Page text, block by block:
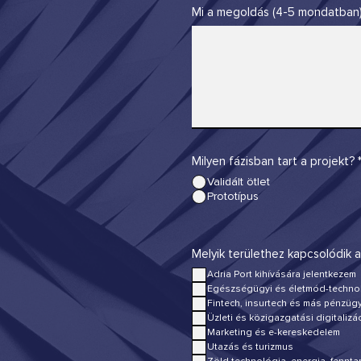
Mi a megoldás (4-5
Milyen fázisban tart a projekt? *
Validált ötlet
Prototípus
Melyik területhez kapcsolódik
Adria Port kihívására jelentkezem
Egészségügyi és életmód-
Fintech, insurtech és más
Üzleti és közigazgatási
Marketing és e-kereskedelem
Utazás és turizmus